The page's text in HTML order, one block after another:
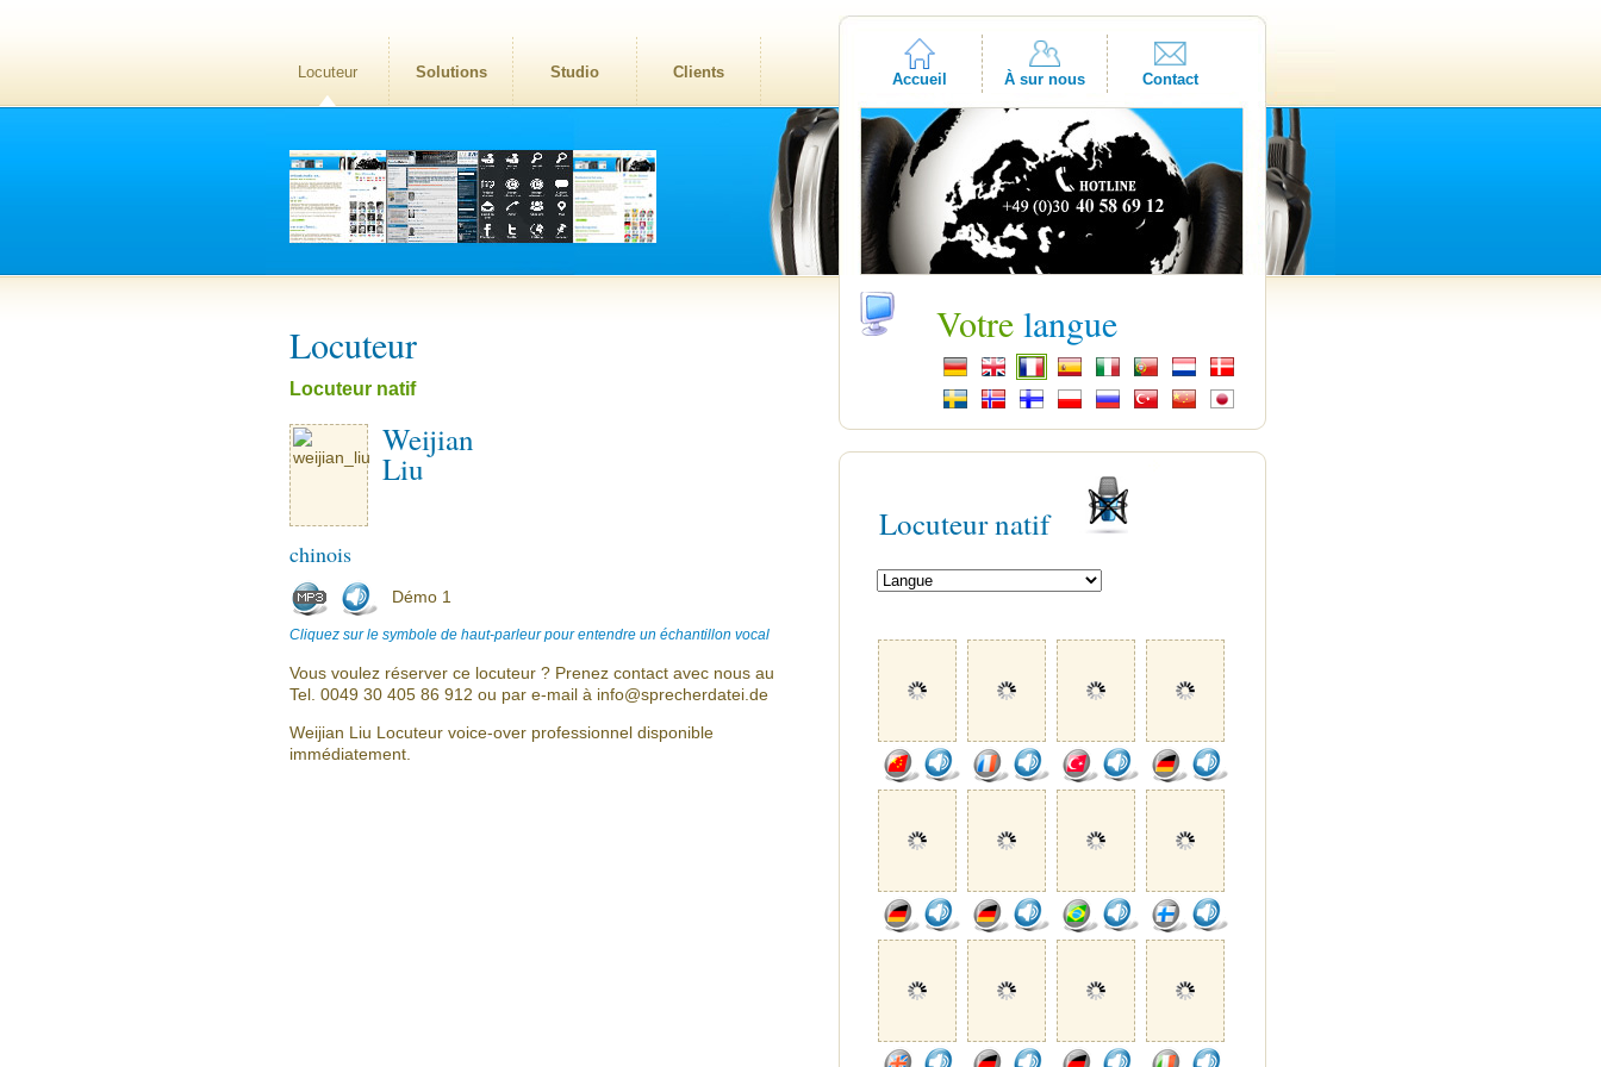
Locuteur Solutions Studio Clients Accueil À sur nous Contact
Locuteur
Locuteur natif
Weijian
Liu
chinois
Démo 1
Cliquez sur le symbole de haut-parleur pour entendre un échantillon vocal
Vous voulez réserver ce locuteur ? Prenez contact avec nous au
Tel. 0049 30 405 86 912 ou par e-mail à info@sprecherdatei.de
Weijian Liu Locuteur voice-over professionnel disponible
immédiatement.
Votre langue
Locuteur natif